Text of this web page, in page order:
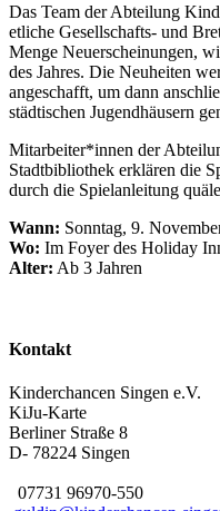
Das Team der Abteilung
etliche Gesellschafts- und
Menge Neuerscheinungen,
des Jahres. Die Neuheiten
angeschafft, um dann
städtischen Jugendhäusern
Mitarbeiter*innen der
Stadtbibliothek erklären die
durch die Spielanleitung
Wann: Sonntag, 9.
Wo: Im Foyer des Holiday
Alter: Ab 3 Jahren
Kontakt
Kinderchancen Singen e.V.
KiJu-Karte
Berliner Straße 8
D- 78224 Singen
07731 96970-550